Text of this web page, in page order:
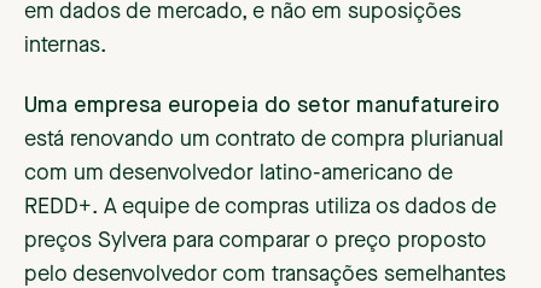
em dados de mercado, e não em suposições
internas.
Uma empresa europeia do setor manufatureiro
está renovando um contrato de compra plurianual
com um desenvolvedor latino-americano de
REDD+. A equipe de compras utiliza os dados de
preços Sylvera para comparar o preço proposto
pelo desenvolvedor com transações semelhantes